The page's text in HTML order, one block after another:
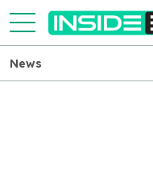
News